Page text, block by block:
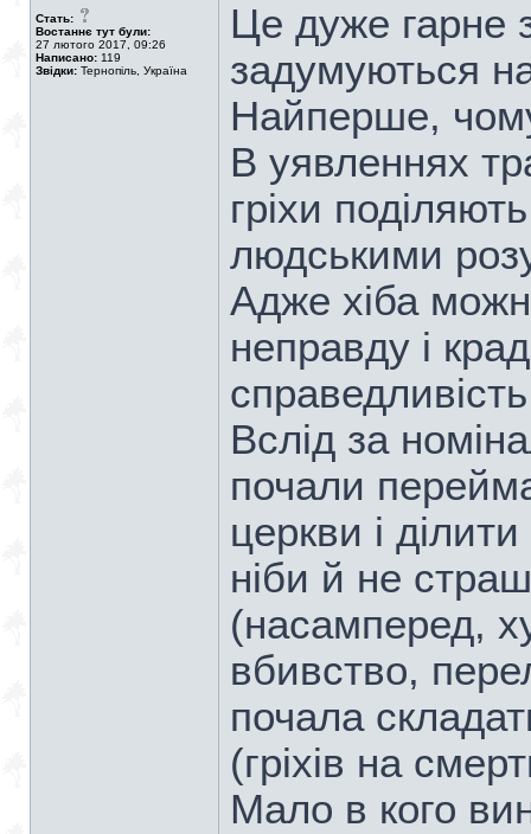
Стать:
Востаннє тут були:
27 лютого 2017, 09:26
Написано: 119
Звідки: Тернопіль, Україна
Це дуже гарне
задумуються
Найперше,
В уявленнях
гріхи
людськими
Адже хіба
неправду і
Вслід за
почали
церкви і
ніби й не
(насамперед,
вбивство,
почала
(гріхів на
Мало в кого